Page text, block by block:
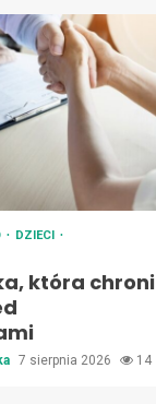
DZIECI
która chroni
7 sierpnia 2026 14